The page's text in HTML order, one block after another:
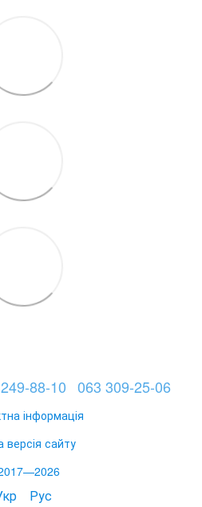
88-10 063 309-25-06
інформація
версія сайту
Рус